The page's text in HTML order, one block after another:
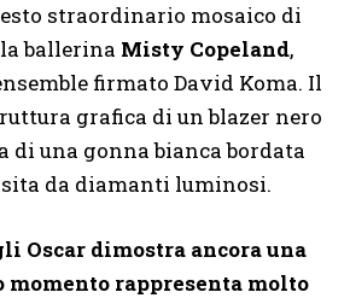
straordinario mosaico di
ballerina Misty Copeland,
firmato David Koma. Il
grafica di un blazer nero
di una gonna bianca bordata
da diamanti luminosi.
Oscar dimostra ancora una
momento rappresenta molto